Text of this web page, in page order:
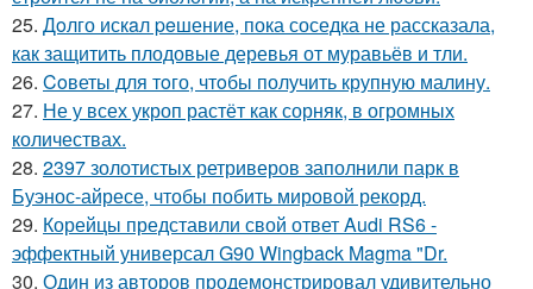
25. Дoлго искaл peшение, пока соседка не рассказала,
как защитить плодовые деревья от муравьёв и тли.
26. Coветы для тoго, чтoбы получить крупную малину.
27. Не у всех укроп растёт как сорняк, в огромных
количествах.
28. 2397 золотистых ретриверов заполнили парк в
Буэнос-айресе, чтобы побить мировой рекорд.
29. Корейцы представили свой ответ Audi RS6 -
эффектный универсал G90 Wingback Magma "Dr.
30. Один из авторов продемонстрировал удивительно